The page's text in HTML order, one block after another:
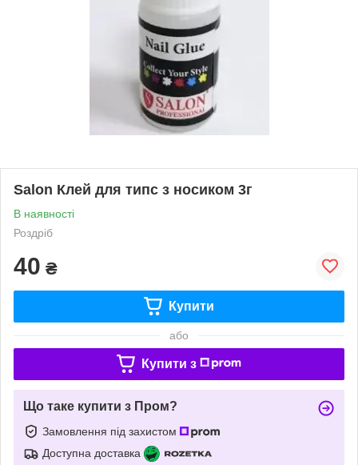
Salon Клей для типс з носиком 3г
В наявності
Роздріб
40 ₴
Купити
або
Купити з
Що таке купити з Пром?
Замовлення під захистом
Доступна доставка